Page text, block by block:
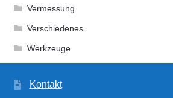
Vermessung
Verschiedenes
Werkzeuge
Kontakt